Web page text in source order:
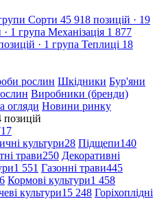
Сорти 45 918 позицій · 19
· 1 група Механізація 1 877
· 1 група Теплиці 18
рослин Шкідники Бур'яни
Виробники (бренди)
огляди Новини ринку
позицій
культури28 Підщепи140
трави250 Декоративні
1 551 Газонні трави445
Кормові культури1 458
культури15 248 Горіхоплідні